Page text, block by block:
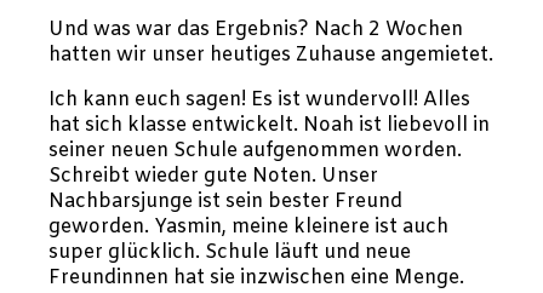
Und was war das Ergebnis? Nach 2 Wochen
hatten wir unser heutiges Zuhause angemietet.
Ich kann euch sagen! Es ist wundervoll! Alles
hat sich klasse entwickelt. Noah ist liebevoll in
seiner neuen Schule aufgenommen worden.
Schreibt wieder gute Noten. Unser
Nachbarsjunge ist sein bester Freund
geworden. Yasmin, meine kleinere ist auch
super glücklich. Schule läuft und neue
Freundinnen hat sie inzwischen eine Menge.